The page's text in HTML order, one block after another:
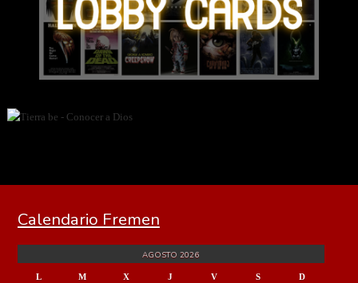
Calendario Fremen
AGOSTO 2026
L M X J V S
D